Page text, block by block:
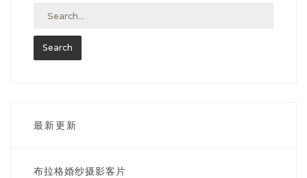
婚礼套餐
最新更新
布拉格婚纱摄影客片